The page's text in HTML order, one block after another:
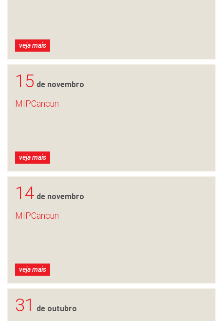
veja mais
15 de novembro
MIPCancun
veja mais
14 de novembro
MIPCancun
veja mais
31 de outubro